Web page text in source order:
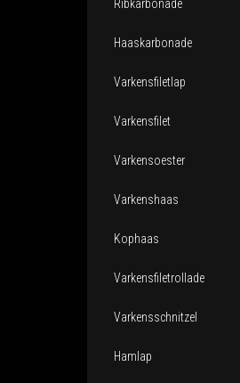
Ribkarbonade
Haaskarbonade
Varkensfiletlap
Varkensfilet
Varkensoester
Varkenshaas
Kophaas
Varkensfiletrollade
Varkensschnitzel
Hamlap